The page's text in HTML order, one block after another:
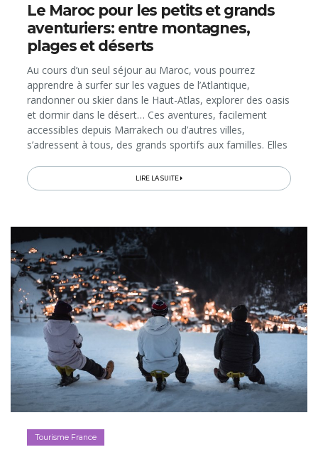
Le Maroc pour les petits et grands
aventuriers: entre montagnes,
plages et déserts
Au cours d’un seul séjour au Maroc, vous pourrez
apprendre à surfer sur les vagues de l’Atlantique,
randonner ou skier dans le Haut-Atlas, explorer des oasis
et dormir dans le désert… Ces aventures, facilement
accessibles depuis Marrakech ou d’autres villes,
s’adressent à tous, des grands sportifs aux familles. Elles
nature...
LIRE LA SUITE
Tourisme France